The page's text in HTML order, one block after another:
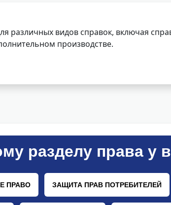
различных видов справок, включая
производстве.